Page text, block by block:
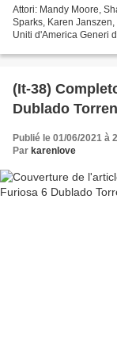
Attori: Mandy Moore,
Sparks, Karen
Uniti d'America Generi
(It-38)
Dublado
Publié le 01/06/2021 à
Par karenlove